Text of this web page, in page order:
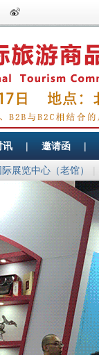
讯 | 邀请函 |
展览中心（老馆） |